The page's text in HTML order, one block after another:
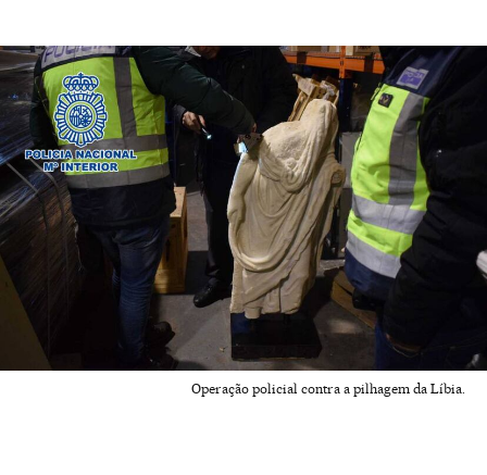
Operação policial contra a pilhagem da Líbia.